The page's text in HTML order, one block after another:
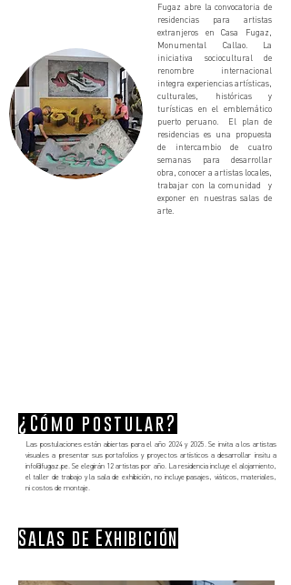
Fugaz abre la convocatoria de
residencias para artistas
extranjeros en Casa Fugaz,
Monumental Callao. La
iniciativa sociocultural de
renombre internacional
integra experiencias artísticas,
culturales, históricas y
turísticas en el emblemático
puerto peruano. El plan de
residencias es una propuesta
de intercambio de cuatro
semanas para desarrollar
obra, conocer a artistas locales,
trabajar con la comunidad y
exponer en nuestras salas de
arte.
¿Cómo postular?
Las postulaciones están abiertas para el año 2024 y 2025. Se invita a los artistas
visuales a presentar sus portafolios y proyectos artísticos a desarrollar insitu a
info@fugaz.pe. Se elegirán 12 artistas por año. La residencia incluye el alojamiento,
el taller de trabajo y la sala de exhibición, no incluye pasajes, viáticos, materiales,
ni costos de montaje.
Salas de Exhibición